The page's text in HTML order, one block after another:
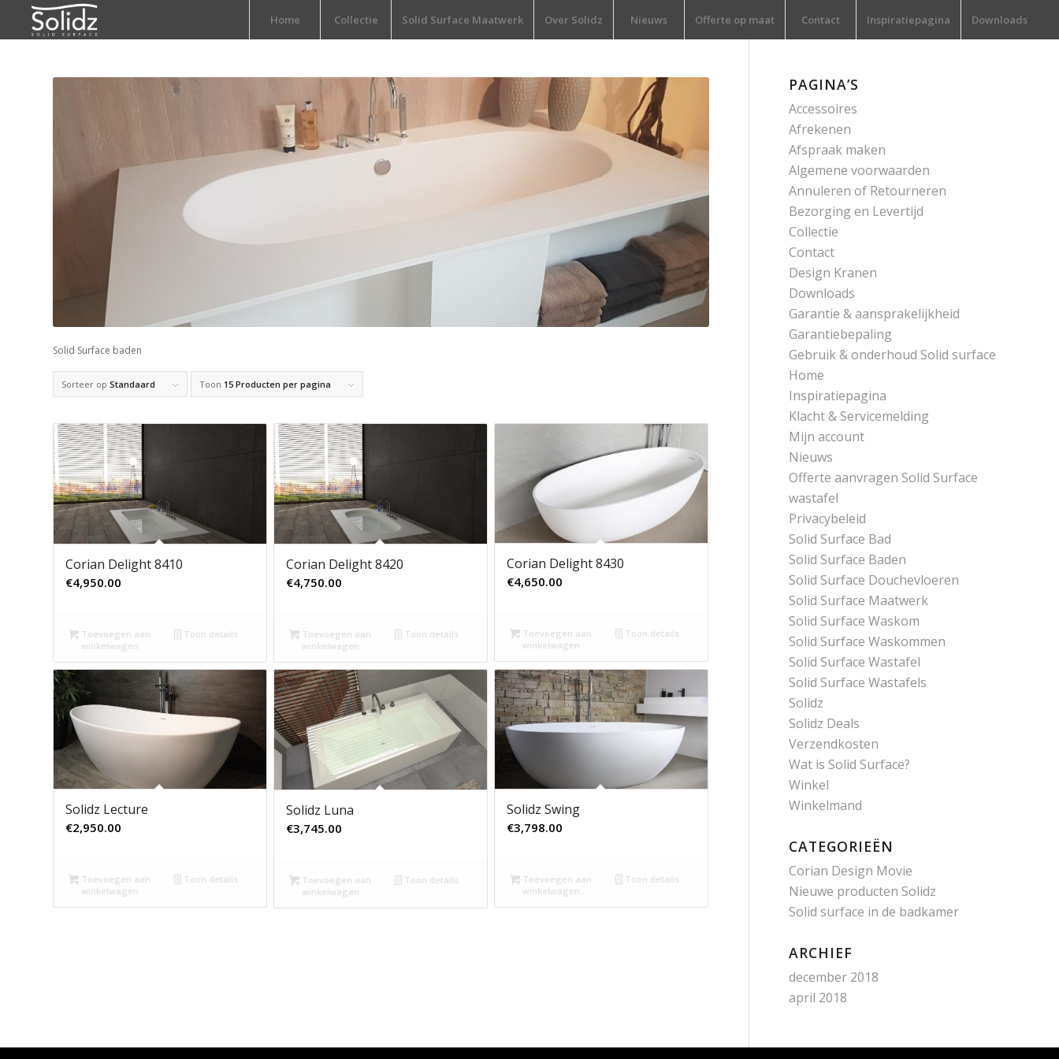
Home Collectie Solid Surface Maatwerk Over Solidz Nieuws Offerte op maat Contact Inspiratiepagina Downloads
Solid Surface baden
Sorteer op Standaard Toon 15 Producten per pagina
Corian Delight 8410
€4,950.00
Toevoegen aan
winkelwagen
Toon details
Corian Delight 8420
€4,750.00
Toevoegen aan
winkelwagen
Toon details
Corian Delight 8430
€4,650.00
Toevoegen aan
winkelwagen
Toon details
Solidz Lecture
€2,950.00
Toevoegen aan
winkelwagen
Toon details
Solidz Luna
€3,745.00
Toevoegen aan
winkelwagen
Toon details
Solidz Swing
€3,798.00
Toevoegen aan
winkelwagen
Toon details
PAGINA’S
Accessoires
Afrekenen
Afspraak maken
Algemene voorwaarden
Annuleren of Retourneren
Bezorging en Levertijd
Collectie
Contact
Design Kranen
Downloads
Garantie & aansprakelijkheid
Garantiebepaling
Gebruik & onderhoud Solid surface
Home
Inspiratiepagina
Klacht & Servicemelding
Mijn account
Nieuws
Offerte aanvragen Solid Surface
wastafel
Privacybeleid
Solid Surface Bad
Solid Surface Baden
Solid Surface Douchevloeren
Solid Surface Maatwerk
Solid Surface Waskom
Solid Surface Waskommen
Solid Surface Wastafel
Solid Surface Wastafels
Solidz
Solidz Deals
Verzendkosten
Wat is Solid Surface?
Winkel
Winkelmand
CATEGORIEËN
Corian Design Movie
Nieuwe producten Solidz
Solid surface in de badkamer
ARCHIEF
december 2018
april 2018